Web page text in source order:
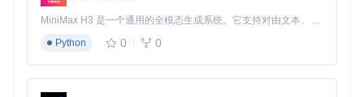
MiniMax H3 是一个通用的全模态生成系统。它支持对由文本、图像、视频和音频组成的多模态上下文进行统一理解，并能生成分辨率高达 2K、时长可达 15 秒的带原生立体声音频的视频。得益于面向任务泛化的系统设计，H3 在预训练阶段就已具备广泛的多模态上下文理解与生成能力，能够出色地执行复杂的多模态指令。
Python
0 0